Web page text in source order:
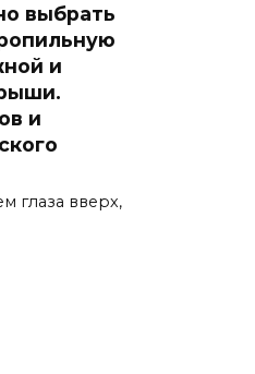
выбрать
и
и
глаза вверх,